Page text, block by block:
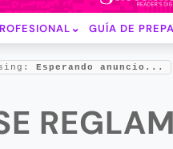
GUÍA DE
Esperando anuncio...